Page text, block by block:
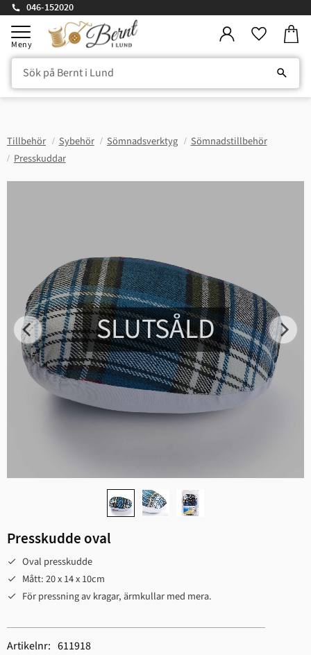
Meny
046-152020
Tillbehör Sybehör Sömnadsverktyg
Sömnadstillbehör
Presskuddar
SLUTSÅLD
Presskudde oval
Oval presskudde
Mått: 20 x 14 x 10cm
För pressning av kragar, ärmkullar med mera.
Artikelnr 611918